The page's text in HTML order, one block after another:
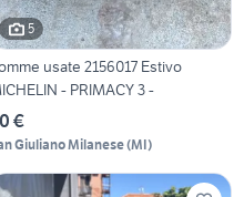
5
usate 2156017 Estivo
- PRIMACY 3 -
€
Giuliano Milanese(MI)